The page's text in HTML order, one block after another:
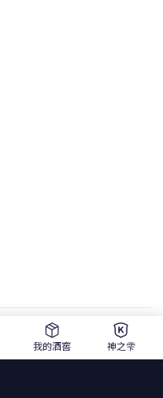
我的酒窖 神之雫